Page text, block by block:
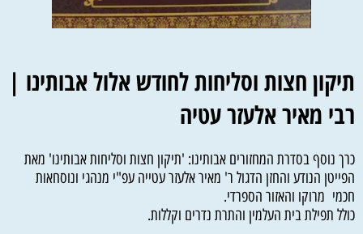
תיקון חצות וסליחות לחודש אלול אבותינו |
רבי מאיר אלעזר עטיה
כרך נוסף בסדרת המחזורים אבותינו: 'תיקון חצות וסליחות אבותינו' מאת
הפייטן הנודע והחזן הדגול ר' מאיר אלעזר עטייה עפ"י מנהגי ונוסחאות
חכמי מרוקו והאזור הספרדי.
כולל תפילת בית העלמין והתרת נדרים וקללות.